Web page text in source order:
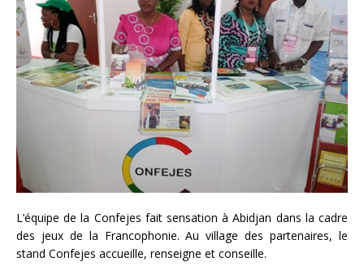
L’équipe de la Confejes fait sensation à Abidjan dans la cadre
des jeux de la Francophonie. Au village des partenaires, le
stand Confejes accueille, renseigne et conseille.